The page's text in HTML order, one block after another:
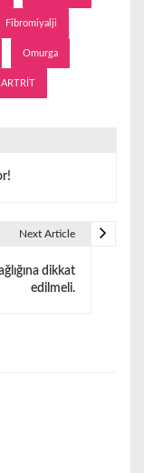
Fibromiyalji
Omurga
Next Article
dikkat
edilmeli.